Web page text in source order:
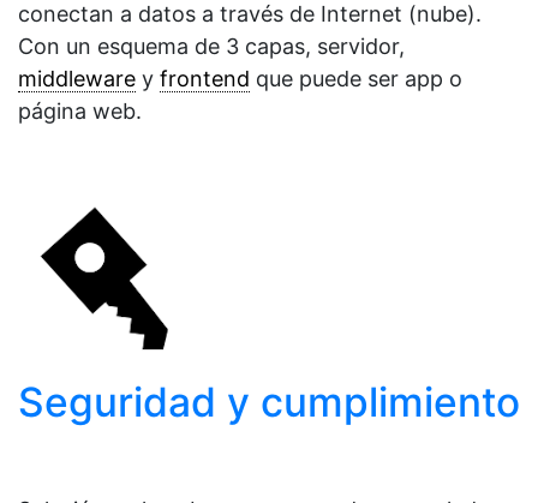
conectan a datos a través de Internet (nube).
Con un esquema de 3 capas, servidor,
middleware y frontend que puede ser app o
página web.
Seguridad y cumplimiento